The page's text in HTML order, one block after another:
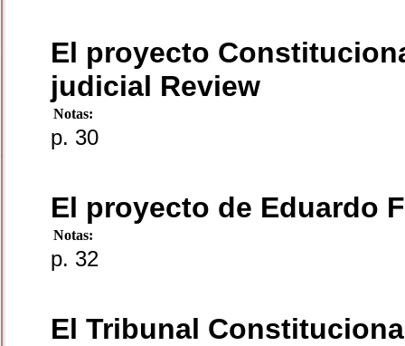
El proyecto
judicial Review
Notas:
p. 30
El proyecto de Eduardo
Notas:
p. 32
El Tribunal